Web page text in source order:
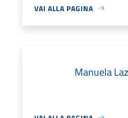
VAI ALLA PAGINA
Manuela